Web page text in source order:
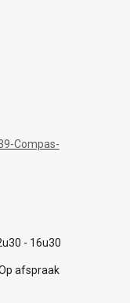
Compas-
- 16u30
afspraak